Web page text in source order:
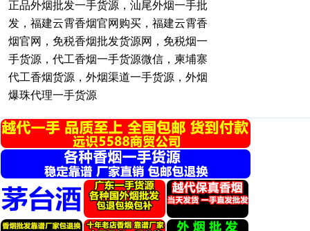
正品外烟批发一手货源，汕尾外烟一手批
发，福建云霄香烟官网购买，福建云霄香
烟官网，免税香烟批发货源网，免税烟一
手货源，代工香烟一手货源微信，柬埔寨
代工香烟货源，外烟渠道一手货源，外烟
爆珠代理一手货源